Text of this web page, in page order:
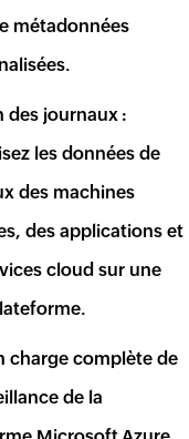
métadonnées
des journaux :
les données de
des machines
des applications et
cloud sur une
charge complète de
de la